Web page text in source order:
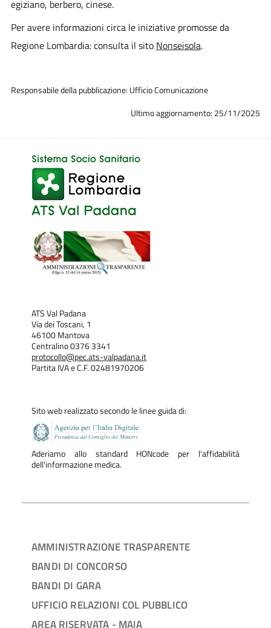
egiziano, berbero, cinese.
Per avere informazioni circa le iniziative promosse da
Regione Lombardia: consulta il sito Nonseisola.
Responsabile della pubblicazione: Ufficio Comunicazione
Ultimo aggiornamento: 25/11/2025
ATS Val Padana
Via dei Toscani, 1
46100 Mantova
Centralino 0376 3341
protocollo@pec.ats-valpadana.it
Partita IVA e C.F. 02481970206
Sito web realizzato secondo le linee guida di:
Aderiamo allo standard HONcode per l'affidabilità
dell'informazione medica.
AMMINISTRAZIONE TRASPARENTE
BANDI DI CONCORSO
BANDI DI GARA
UFFICIO RELAZIONI COL PUBBLICO
AREA RISERVATA - MAIA